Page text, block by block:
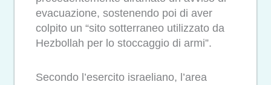
evacuazione, sostenendo poi di aver
colpito un “sito sotterraneo utilizzato da
Hezbollah per lo stoccaggio di armi”.
Secondo l’esercito israeliano, l’area